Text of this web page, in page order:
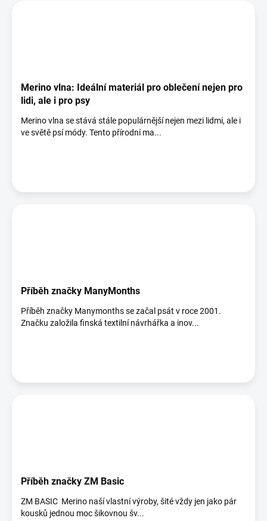
Merino vlna: Ideální materiál pro oblečení nejen pro
lidi, ale i pro psy
Merino vlna se stává stále populárnější nejen mezi lidmi, ale i
ve světě psí módy. Tento přírodní ma...
Příběh značky ManyMonths
Příběh značky Manymonths se začal psát v roce 2001.
Značku založila finská textilní návrhářka a inov...
Příběh značky ZM Basic
ZM BASIC Merino naší vlastní výroby, šité vždy jen jako pár
kousků jednou moc šikovnou šv...